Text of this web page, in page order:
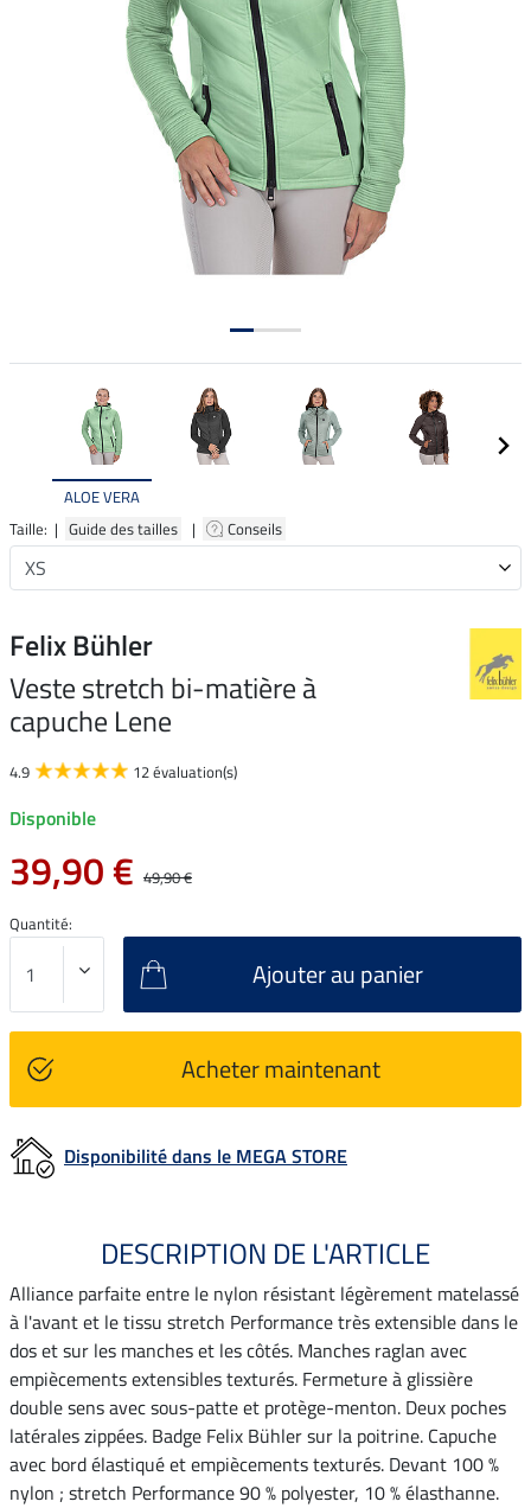
ALOE VERA
Taille: | Guide des tailles | Conseils
Felix Bühler
Veste stretch bi-matière à
capuche Lene
4.9 12 évaluation(s)
Disponible
39,90 € 49,90 €
Quantité:
Ajouter au panier
Acheter maintenant
Disponibilité dans le MEGA STORE
DESCRIPTION DE L'ARTICLE
Alliance parfaite entre le nylon résistant légèrement matelassé
à l'avant et le tissu stretch Performance très extensible dans le
dos et sur les manches et les côtés. Manches raglan avec
empiècements extensibles texturés. Fermeture à glissière
double sens avec sous-patte et protège-menton. Deux poches
latérales zippées. Badge Felix Bühler sur la poitrine. Capuche
avec bord élastiqué et empiècements texturés. Devant 100 %
nylon ; stretch Performance 90 % polyester, 10 % élasthanne.